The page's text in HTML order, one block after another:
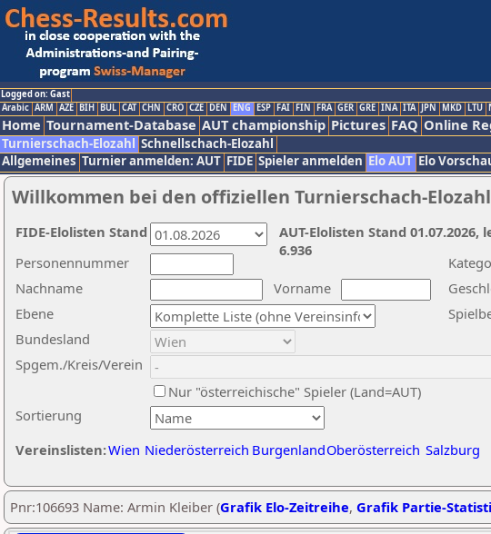
Logged on: Gast
Arabic ARM AZE BIH BUL CAT CHN CRO CZE DEN ENG ESP FAI FIN FRA GER GRE INA ITA JPN MKD LTU
Home Tournament-Database AUT championship Pictures FAQ Online
Turnierschach-Elozahl Schnellschach-Elozahl
Allgemeines Turnier anmelden: AUT FIDE Spieler anmelden Elo AUT Elo
Willkommen bei den offiziellen Turnierschach-
Nachname
Vorname
Ebene
Sortierung
Personennummer
Bundesland
Spgem./Kreis/Verein
Nur "österreichische" Spieler (Land=AUT)
Vereinslisten:Wien Niederösterreich BurgenlandOberösterreich Salzburg
AUT-Elolisten Stand
6.936
FIDE-Elolisten Stand
Pnr:106693 Name: Armin Kleiber (Grafik Elo-Zeitreihe, Grafik Partie-